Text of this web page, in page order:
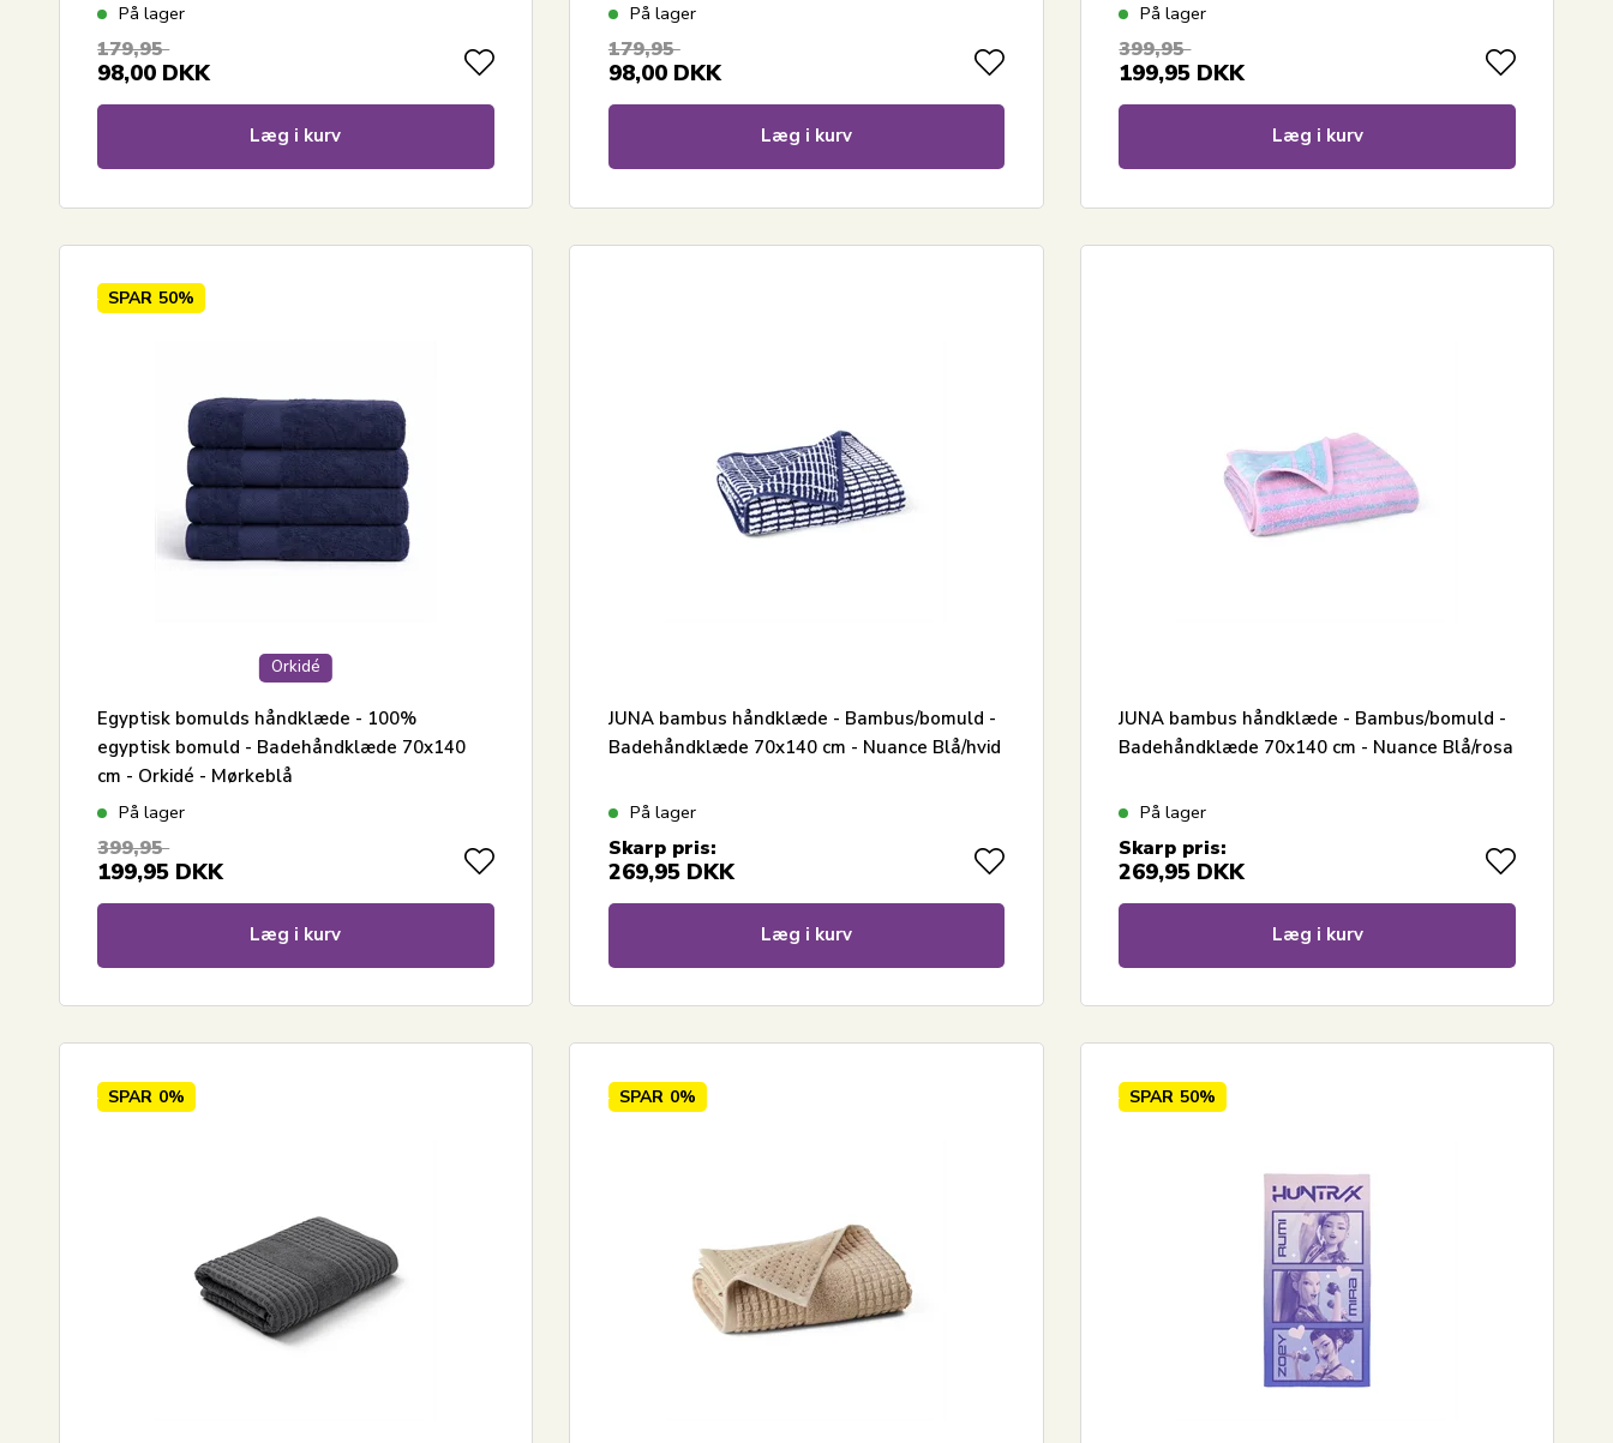
På lager
179,95
98,00 DKK
Læg i kurv
På lager
179,95
98,00 DKK
Læg i kurv
På lager
399,95
199,95 DKK
Læg i kurv
Orkidé
SPAR 50%
Egyptisk bomulds håndklæde - 100%
egyptisk bomuld - Badehåndklæde 70x140
cm - Orkidé - Mørkeblå
På lager
399,95
199,95 DKK
Læg i kurv
JUNA bambus håndklæde - Bambus/bomuld -
Badehåndklæde 70x140 cm - Nuance Blå/hvid
På lager
Skarp pris:
269,95 DKK
Læg i kurv
JUNA bambus håndklæde - Bambus/bomuld -
Badehåndklæde 70x140 cm - Nuance Blå/rosa
På lager
Skarp pris:
269,95 DKK
Læg i kurv
SPAR 0% SPAR 0% SPAR 50%